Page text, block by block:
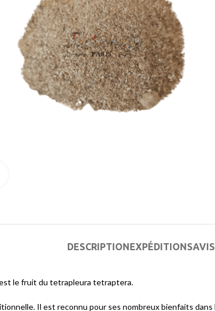
DESCRIPTIONEXPÉDITIONS
est le fruit du tetrapleura tetraptera.
Il est reconnu pour ses nombreux bienfaits